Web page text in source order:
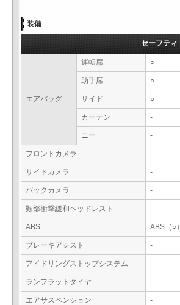
装備
セーフティ
エアバッグ
運転席 ○
助手席 ○
サイド ○
カーテン -
ニー -
フロントカメラ -
サイドカメラ -
バックカメラ -
頸部衝撃緩和ヘッドレスト -
ABS ABS（○）
ブレーキアシスト -
アイドリングストップシステム -
ランフラットタイヤ -
エアサスペンション -